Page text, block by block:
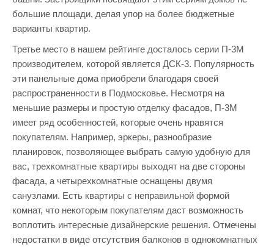
большие площади, делая упор на более бюджетные
варианты квартир.
Третье место в нашем рейтинге досталось серии П-3М
производителем, которой является ДСК-3. Популярность
эти панельные дома приобрели благодаря своей
распространенности в Подмосковье. Несмотря на
меньшие размеры и простую отделку фасадов, П-3М
имеет ряд особенностей, которые очень нравятся
покупателям. Например, эркеры, разнообразие
планировок, позволяющее выбрать самую удобную для
вас, трехкомнатные квартиры выходят на две стороны
фасада, а четырехкомнатные оснащены двумя
санузлами. Есть квартиры с неправильной формой
комнат, что некоторым покупателям даст возможность
воплотить интересные дизайнерские решения. Отмечены
недостатки в виде отсутствия балконов в однокомнатных